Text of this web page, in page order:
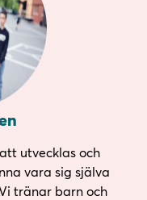
utvecklas och
vara sig själva
tränar barn och